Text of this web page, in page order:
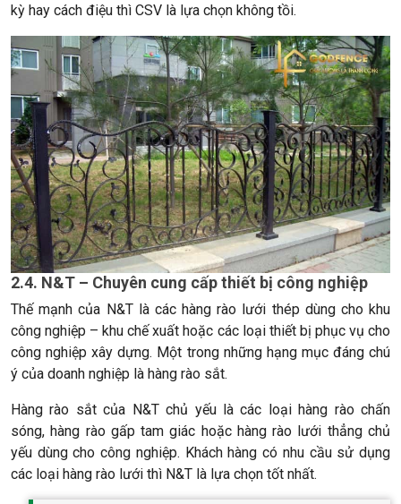
kỳ hay cách điệu thì CSV là lựa chọn không tồi.
2.4. N&T – Chuyên cung cấp thiết bị công nghiệp
Thế mạnh của N&T là các hàng rào lưới thép dùng cho khu
công nghiệp – khu chế xuất hoặc các loại thiết bị phục vụ cho
công nghiệp xây dựng. Một trong những hạng mục đáng chú
ý của doanh nghiệp là hàng rào sắt.
Hàng rào sắt của N&T chủ yếu là các loại hàng rào chấn
sóng, hàng rào gấp tam giác hoặc hàng rào lưới thẳng chủ
yếu dùng cho công nghiệp. Khách hàng có nhu cầu sử dụng
các loại hàng rào lưới thì N&T là lựa chọn tốt nhất.